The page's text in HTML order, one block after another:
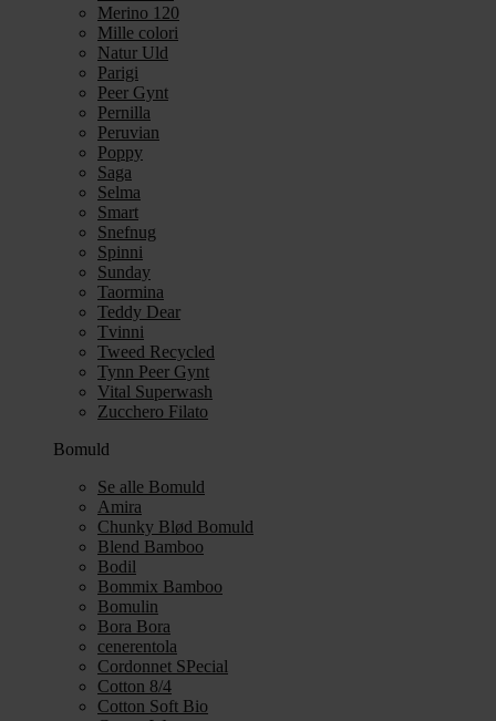
Merino 120
Mille colori
Natur Uld
Parigi
Peer Gynt
Pernilla
Peruvian
Poppy
Saga
Selma
Smart
Snefnug
Spinni
Sunday
Taormina
Teddy Dear
Tvinni
Tweed Recycled
Tynn Peer Gynt
Vital Superwash
Zucchero Filato
Bomuld
Se alle Bomuld
Amira
Chunky Blød Bomuld
Blend Bamboo
Bodil
Bommix Bamboo
Bomulin
Bora Bora
cenerentola
Cordonnet SPecial
Cotton 8/4
Cotton Soft Bio